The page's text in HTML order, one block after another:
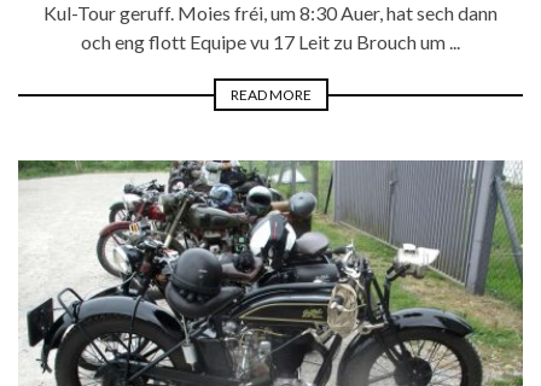
Kul-Tour geruff. Moies fréi, um 8:30 Auer, hat sech dann
och eng flott Equipe vu 17 Leit zu Brouch um ...
READ MORE